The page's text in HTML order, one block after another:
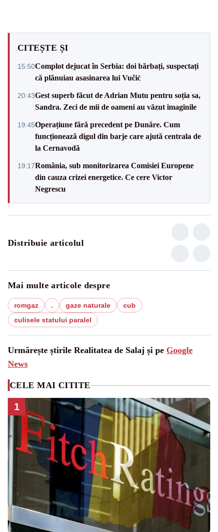
CITEȘTE ȘI
15:50Complot dejucat în Serbia: doi bărbați, suspectați
că plănuiau asasinarea lui Vučić
20:43Gest superb făcut de Adrian Mutu pentru soția sa,
Sandra. Zeci de mii de oameni au văzut imaginile
19:45Operațiune fără precedent pe Dunăre. Cum
funcționează digul din barje care ajută centrala de
la Cernavodă
19:17România, sub monitorizarea Comisiei Europene
din cauza crizei energetice. Ce cere Victor
Negrescu
Distribuie articolul
Mai multe articole despre
romgaz . gaze naturale
cub
culisele statului paralel
Urmărește știrile Realitatea de Salaj și pe Google
News
CELE MAI CITITE
1